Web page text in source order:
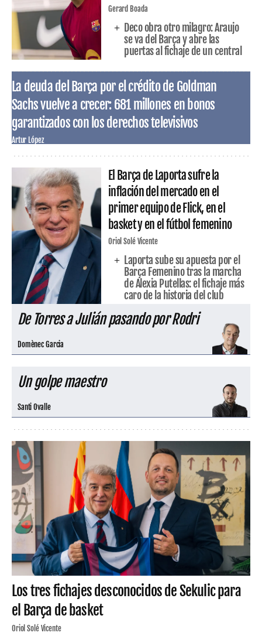
Gerard Boada
Deco obra otro milagro: Araujo
se va del Barça y abre las
puertas al fichaje de un central
La deuda del Barça por el crédito de Goldman
Sachs vuelve a crecer: 681 millones en bonos
garantizados con los derechos televisivos
Artur López
El Barça de Laporta sufre la
inflación del mercado en el
primer equipo de Flick, en el
basket y en el fútbol femenino
Oriol Solé Vicente
Laporta sube su apuesta por el
Barça Femenino tras la marcha
de Alexia Putellas: el fichaje más
caro de la historia del club
De Torres a Julián pasando por Rodri
Domènec Garcia
Un golpe maestro
Santi Ovalle
Los tres fichajes desconocidos de Sekulic para
el Barça de basket
Oriol Solé Vicente